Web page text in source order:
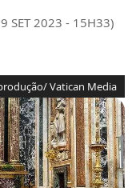
SET 2023 - 15H33)
Vatican Media